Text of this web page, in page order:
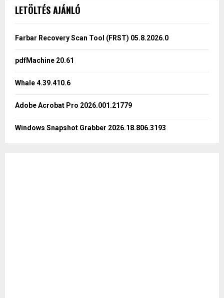
h
o
LETÖLTÉS AJÁNLÓ
Farbar Recovery Scan Tool (FRST) 05.8.2026.0
pdfMachine 20.61
Whale 4.39.410.6
Adobe Acrobat Pro 2026.001.21779
Windows Snapshot Grabber 2026.18.806.3193